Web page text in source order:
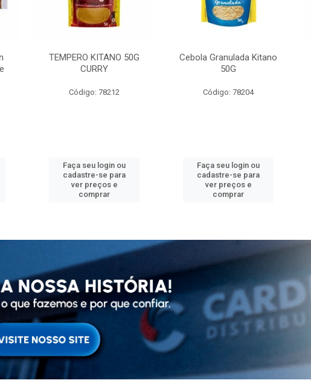
TEMPERO KITANO 50G
CURRY
Código: 78212
Faça seu login ou
cadastre-se para
ver preços e
comprar
Cebola Granulada Kitano
50G
Código: 78204
Faça seu login ou
cadastre-se para
ver preços e
comprar